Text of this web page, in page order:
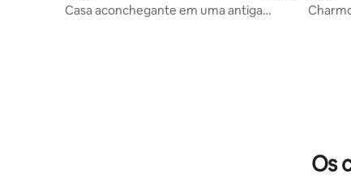
Casa aconchegante em uma antiga
Os